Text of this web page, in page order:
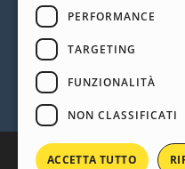
Siti Utenti
PERFORMANCE
TARGETING
FUNZIONALITÀ
NON CLASSIFICATI
ACCETTA TUTTO